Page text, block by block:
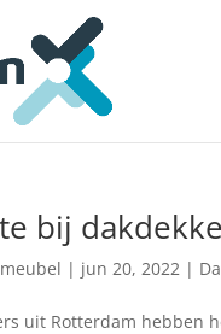
bij
| jun 20, 2022 |
uit Rotterdam hebben